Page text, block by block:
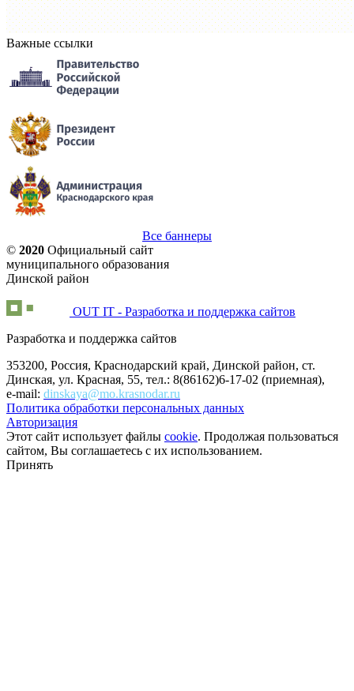
Важные ссылки
Все баннеры
© 2020 Официальный сайт
муниципального образования
Динской район
OUT IT - Разработка и поддержка сайтов
Разработка и поддержка сайтов
353200, Россия, Краснодарский край, Динской район, ст.
Динская, ул. Красная, 55, тел.: 8(86162)6-17-02 (приемная),
e-mail: dinskaya@mo.krasnodar.ru
Политика обработки персональных данных
Авторизация
Этот сайт использует файлы cookie. Продолжая пользоваться
сайтом, Вы соглашаетесь с их использованием.
Принять